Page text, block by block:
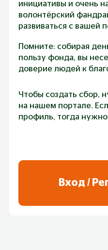
сбора
присоединиться
помочь детям -
Время со
спортивное
«Джинсовый
коллегам прийти
инициативы и очень
волонтёрский
развиваться с вашей
Помните: собирая
пользу фонда, вы
доверие людей к
Чтобы создать сбор,
на нашем портале.
профиль, тогда нужно
Вход /